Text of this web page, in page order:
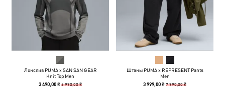
Лонслив PUMA x SAN SAN GEAR
Knit Top Men
3 490,00 ₴6 990,00 ₴
Штаны PUMA x REPRESENT Pants
Men
3 999,00 ₴7 990,00 ₴